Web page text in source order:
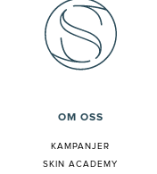
OM OSS
KAMPANJER
SKIN ACADEMY